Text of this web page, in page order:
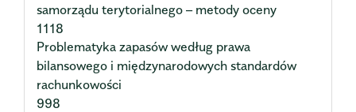
samorządu terytorialnego – metody oceny
1118
Problematyka zapasów według prawa
bilansowego i międzynarodowych standardów
rachunkowości
998